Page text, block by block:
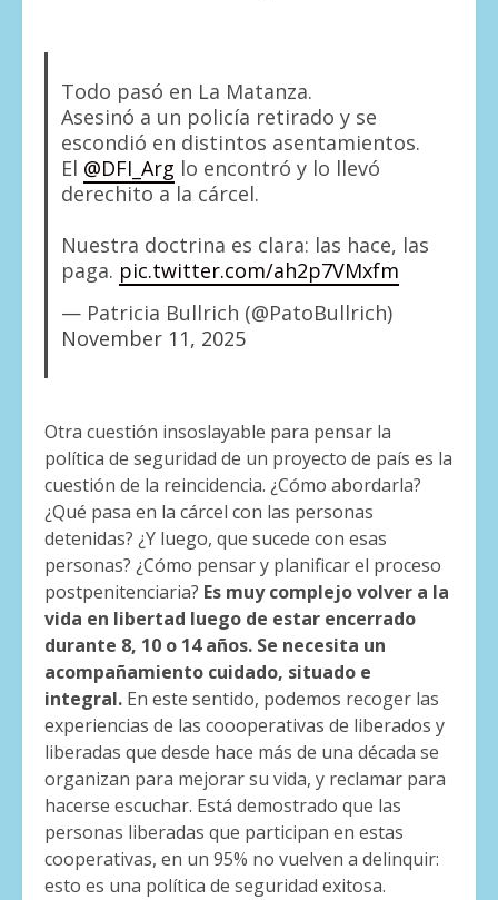
Todo pasó en La Matanza.
Asesinó a un policía retirado y se
escondió en distintos asentamientos.
El @DFI_Arg lo encontró y lo llevó
derechito a la cárcel.
Nuestra doctrina es clara: las hace, las
paga. pic.twitter.com/ah2p7VMxfm
— Patricia Bullrich (@PatoBullrich)
November 11, 2025
Otra cuestión insoslayable para pensar la
política de seguridad de un proyecto de país es la
cuestión de la reincidencia. ¿Cómo abordarla?
¿Qué pasa en la cárcel con las personas
detenidas? ¿Y luego, que sucede con esas
personas? ¿Cómo pensar y planificar el proceso
postpenitenciaria? Es muy complejo volver a la
vida en libertad luego de estar encerrado
durante 8, 10 o 14 años. Se necesita un
acompañamiento cuidado, situado e
integral. En este sentido, podemos recoger las
experiencias de las coooperativas de liberados y
liberadas que desde hace más de una década se
organizan para mejorar su vida, y reclamar para
hacerse escuchar. Está demostrado que las
personas liberadas que participan en estas
cooperativas, en un 95% no vuelven a delinquir:
esto es una política de seguridad exitosa.